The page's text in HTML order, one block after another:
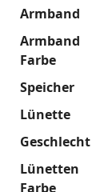
Armband
Armband
Farbe
Speicher
Lünette
Geschlecht
Lünetten
Farbe